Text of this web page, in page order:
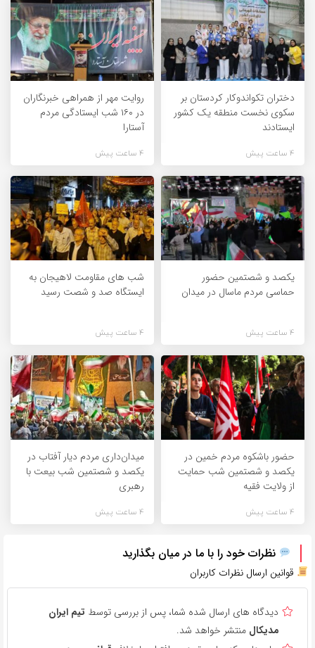
دختران تکواندوکار کردستان بر
سکوی نخست منطقه یک کشور
ایستادند
4 ساعت پیش
روایت مهر از همراهی خبرنگاران
در ۱۶۰ شب ایستادگی مردم
آستارا
4 ساعت پیش
یکصد و شصتمین حضور
حماسی مردم ماسال در میدان
4 ساعت پیش
شب های مقاومت لاهیجان به
ایستگاه صد و شصت رسید
4 ساعت پیش
حضور باشکوه مردم خمین در
یکصد و شصتمین شب حمایت
از ولایت فقیه
4 ساعت پیش
میدان‌داری مردم دیار آفتاب در
یکصد و شصتمین شب بیعت با
رهبری
4 ساعت پیش
نظرات خود را با ما در میان بگذارید
قوانین ارسال نظرات کاربران
دیدگاه های ارسال شده شما، پس از بررسی توسط تیم ایران
مدیکال منتشر خواهد شد.